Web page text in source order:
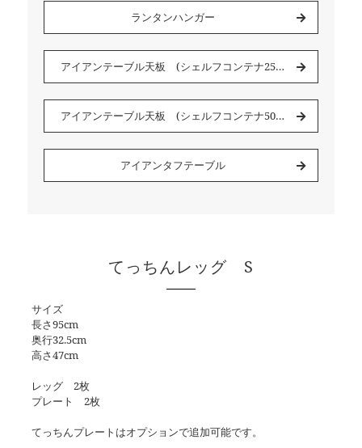
ランタンハンガー
アイアンテーブル天板 (シェルフコンテナ25 用)
アイアンテーブル天板 (シェルフコンテナ50用)
アイアンタフテーブル
てっちんレッグ S
サイズ
長さ95cm
奥行32.5cm
高さ47cm
レッグ 2枚
プレート 2枚
てっちんプレートはオプションで追加可能です。